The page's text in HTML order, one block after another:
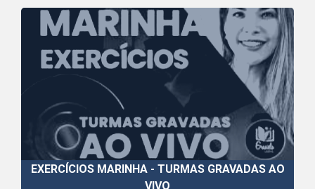
EXERCÍCIOS MARINHA - TURMAS GRAVADAS AO
VIVO